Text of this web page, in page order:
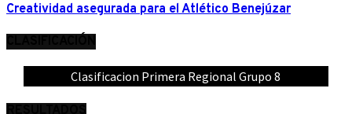
Creatividad asegurada para el Atlético Benejúzar
Clasificacion Primera Regional Grupo 8